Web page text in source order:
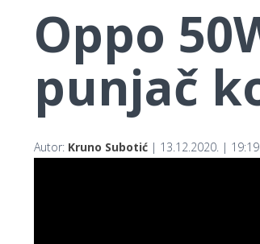
Oppo
punjač
Autor: Kruno Subotić | 13.12.2020. | 19:19